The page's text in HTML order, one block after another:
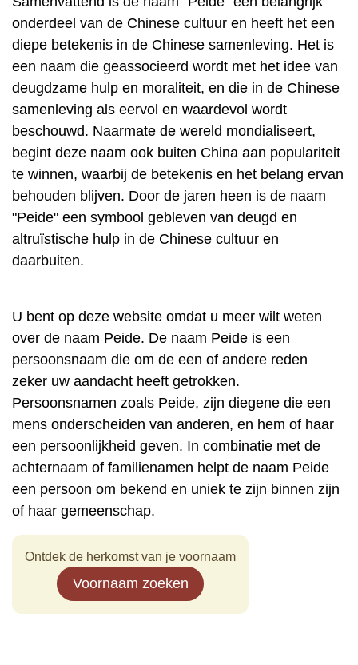
onderdeel van de Chinese cultuur en heeft het een
diepe betekenis in de Chinese samenleving. Het is
een naam die geassocieerd wordt met het idee van
deugdzame hulp en moraliteit, en die in de Chinese
samenleving als eervol en waardevol wordt
beschouwd. Naarmate de wereld mondialiseert,
begint deze naam ook buiten China aan populariteit
te winnen, waarbij de betekenis en het belang ervan
behouden blijven. Door de jaren heen is de naam
"Peide" een symbool gebleven van deugd en
altruïstische hulp in de Chinese cultuur en
daarbuiten.
U bent op deze website omdat u meer wilt weten
over de naam Peide. De naam Peide is een
persoonsnaam die om de een of andere reden
zeker uw aandacht heeft getrokken.
Persoonsnamen zoals Peide, zijn diegene die een
mens onderscheiden van anderen, en hem of haar
een persoonlijkheid geven. In combinatie met de
achternaam of familienamen helpt de naam Peide
een persoon om bekend en uniek te zijn binnen zijn
of haar gemeenschap.
Ontdek de herkomst van je voornaam
Voornaam zoeken